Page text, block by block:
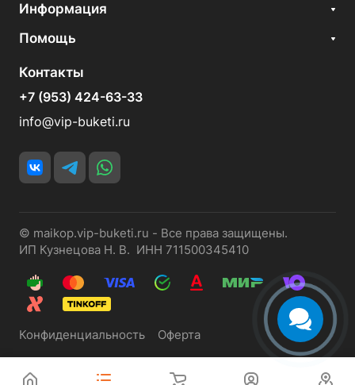
Информация
Помощь
Контакты
+7 (953) 424-63-33
info@vip-buketi.ru
© maikop.vip-buketi.ru - Все права защищены.
ИП Кузнецова Н. В. ИНН 711500345410
Конфиденциальность Оферта